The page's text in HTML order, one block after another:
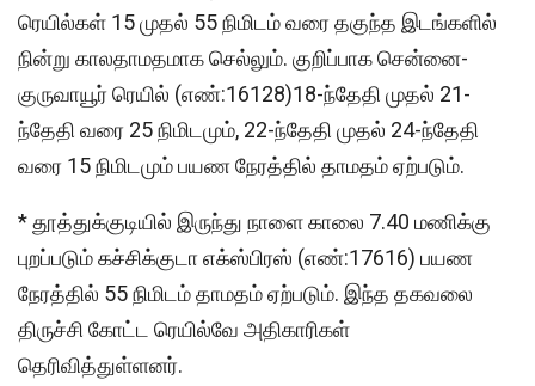
ரெயில்கள் 15 முதல் 55 நிமிடம் வரை தகுந்த இடங்களில்
நின்று காலதாமதமாக செல்லும். குறிப்பாக சென்னை-
குருவாயூர் ரெயில் (எண்:16128)18-ந்தேதி முதல் 21-
ந்தேதி வரை 25 நிமிடமும், 22-ந்தேதி முதல் 24-ந்தேதி
வரை 15 நிமிடமும் பயண நேரத்தில் தாமதம் ஏற்படும்.
* தூத்துக்குடியில் இருந்து நாளை காலை 7.40 மணிக்கு
புறப்படும் கச்சிக்குடா எக்ஸ்பிரஸ் (எண்:17616) பயண
நேரத்தில் 55 நிமிடம் தாமதம் ஏற்படும். இந்த தகவலை
திருச்சி கோட்ட ரெயில்வே அதிகாரிகள்
தெரிவித்துள்ளனர்.